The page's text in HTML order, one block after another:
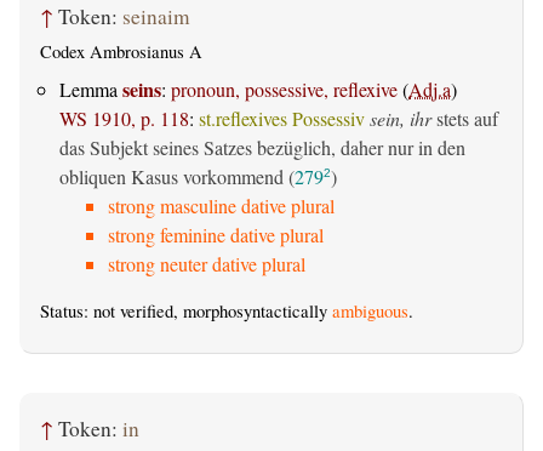
↑ Token: seinaim
Codex Ambrosianus A
Lemma seins: pronoun, possessive, reflexive(Adj.a)
WS 1910, p. 118: st.reflexives Possessivsein, ihrstets auf
das Subjekt seines Satzes bezüglich, daher nur in den
obliquen Kasus vorkommend (2792)
strong masculine dative plural
strong feminine dative plural
strong neuter dative plural
Status: not verified, morphosyntactically ambiguous.
↑ Token: in